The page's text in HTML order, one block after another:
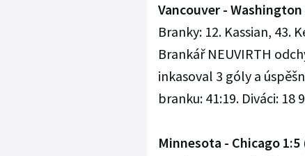
Vancouver - Washington
Branky: 12. Kassian, 43.
Brankář NEUVIRTH
inkasoval 3 góly a
branku: 41:19. Diváci: 18
Minnesota - Chicago 1:5